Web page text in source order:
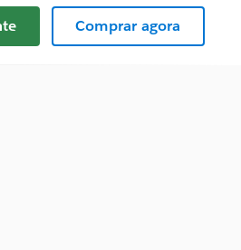
Comprar agora